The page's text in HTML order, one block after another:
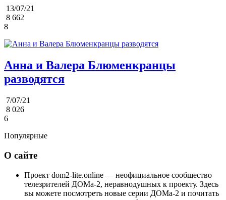
13/07/21
8 662
8
Анна и Валера Блюменкранцы
разводятся
7/07/21
8 026
6
Популярные
О сайте
Проект dom2-lite.online — неофициальное сообщество
телезрителей ДОМа-2, неравнодушных к проекту. Здесь
вы можете посмотреть новые серии ДОМа-2 и почитать